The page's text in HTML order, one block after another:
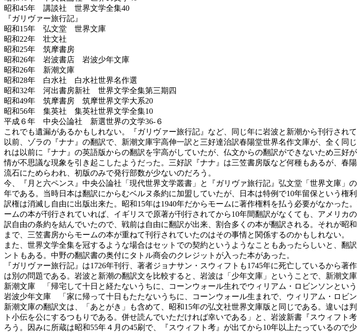
昭和45年 講談社 世界文学全集40
『ガリヴァー旅行記』
昭和15年 弘文堂 世界文庫
昭和22年 壮文社
昭和25年 筑摩書房
昭和26年 岩波書店 岩波少年文庫
昭和26年 新潮文庫
昭和28年 白水社 白水社世界名作選
昭和32年 河出書房新社 世界文学全集第三期四
昭和49年 筑摩書房 筑摩世界文学大系20
昭和56年 集英社 集英社世界文学全集10
平成６年 中央公論社 新選世界の文学36‐６
これでも遺漏があるかもしれない。『ガリヴァー旅行記』など、同じ年に岩波と新潮から刊行されて
以前、ゾラの『ナナ』の翻訳で、新潮文庫宇高伸一訳と三好達治訳春陽堂世界名作文庫が、全く
れは以前に『ナナ』の英語版からの翻訳を宇高がしていたが、仏文からの翻訳ができないため三
情が不思議な現象を引き起こしたようだった。三好訳『ナナ』は三笠書房版など何種もあるが、
流石にためらわれ、初版のみで発行部数が少ないのだろう。
今、『月と六ペンス』中央公論社「現代世界文学叢書」と『ガリヴァ旅行記』弘文堂「世界文庫
年である。当時日本は翻訳にからむベルヌ条約に加盟していたが、日本は特例で10年留保という
訳権は消滅し自由に出版出来た。昭和15年は1940年だからモームに著作権料を払う必要がなかっ
ームの本が刊行されていれば、イギリスで原著が刊行されてから10年間翻訳がなくても、アメリ
訳自由の条約を結んでいたので、戦前は自由に翻訳が出来、割合多くの本が翻訳される。それが
まで、三笠書房からモームの本が重ねて刊行されていたのはその事情と関係するのかもしれない。
また、世界文学全集を冠するような場合はセットでの契約というようなこともあったらしいと、
ントもある。中野の翻訳書の奥付にタトル商会のクレジットが入った本があった。
『ガリヴァー旅行記』は1726年刊行、著者ジョナサン・スウィフトも1745年に死亡しているから
は別の問題である。岩波と新潮の翻訳文を比較すると、岩波は「少年文庫」ということで、新潮文
新潮文庫 「帰宅して十日と経たないうちに、コーンウォール生れでウィリアム・ロビンソンという
岩波少年文庫 「家に帰って十日もたたないうちに、コーンウォール生まれで、ウィリアム・ロビ
新潮文庫の翻訳文は、「あとがき」も含めて、昭和15年の弘文社世界文庫版と同じである。違い
ト小伝を公にするつもりである。併せ読んでいただければ幸いである」と、岩波新書『スウィフ
ろう。因みに所蔵は昭和55年４月の45刷で、『スウィフト考』が出てから10年以上たっているの